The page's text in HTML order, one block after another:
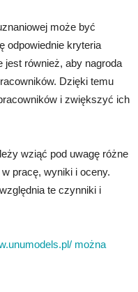
może być
odpowiednie kryteria
jest również, aby nagroda
Dzięki temu
i zwiększyć ich
wziąć pod uwagę różne
pracę, wyniki i oceny.
te czynniki i
można